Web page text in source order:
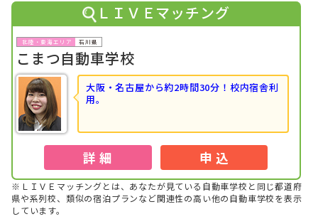
ＬＩＶＥマッチング
石川県
こまつ自動車学校
大阪・名古屋から約2時間30分！校内宿舎利
用。
詳 細 申 込
※ＬＩＶＥマッチングとは、あなたが見ている自動車学校と同じ都道府
県や系列校、類似の宿泊プランなど関連性の高い他の自動車学校を表示
しています。